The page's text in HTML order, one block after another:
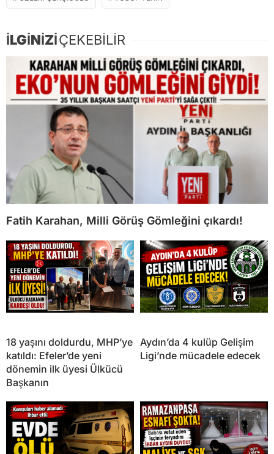
İLGİNİZİÇEKEBİLİR
Fatih Karahan, Milli Görüş Gömleğini çıkardı!
18 yaşını doldurdu, MHP’ye
katıldı: Efeler’de yeni
dönemin ilk üyesi Ülkücü
Başkanın
Aydın’da 4 kulüp Gelişim
Ligi’nde mücadele edecek